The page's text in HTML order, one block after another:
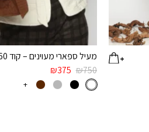
מעיל ספארי מעוינים – קוד 1960
₪750
₪375
+